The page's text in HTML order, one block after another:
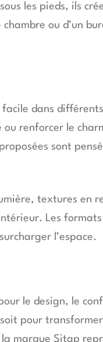
les pieds, ils
chambre ou d’un
dans
renforcer le
sont
textures en
Les
l’espace.
le design, le
pour
marque Sitap